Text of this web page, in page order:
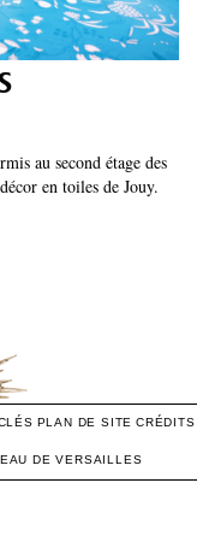
au second étage des
en toiles de Jouy.
PLAN DE SITE CRÉDITS
DE VERSAILLES